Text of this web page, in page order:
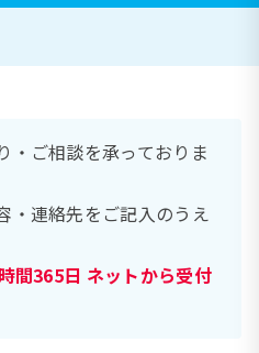
・ご相談を承っておりま
・連絡先をご記入のうえ
間365日 ネットから受付